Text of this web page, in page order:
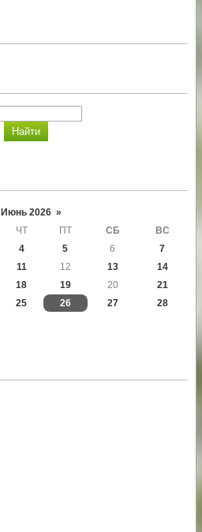
Июнь 2026 »
ЧТ ПТ СБ
ВС
4 5 6
7
11 12 13
14
18 19 20
21
25 26 27
28